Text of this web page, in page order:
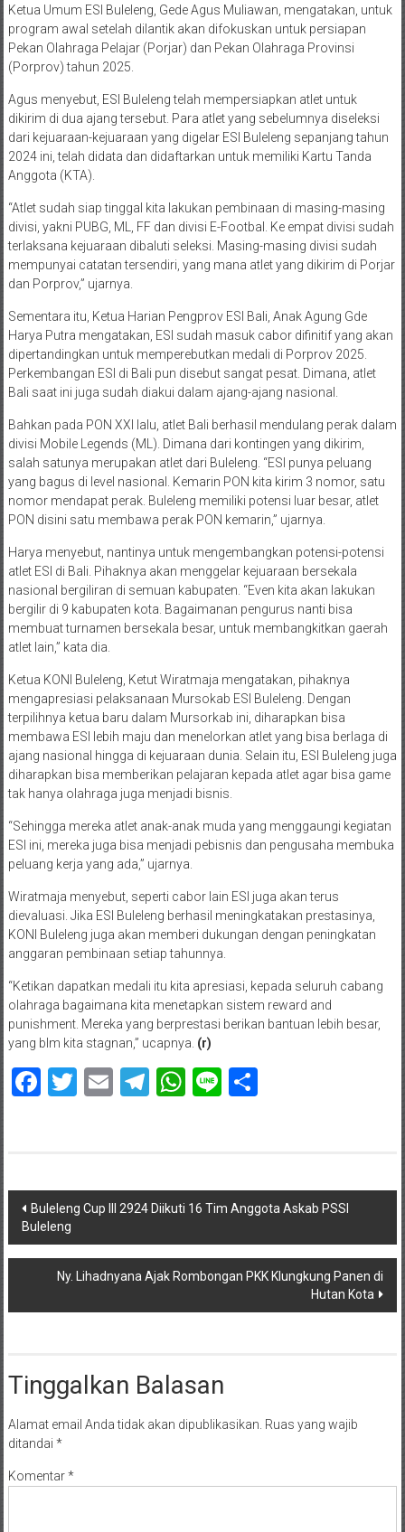
Ketua Umum ESI Buleleng, Gede Agus Muliawan, mengatakan, untuk
program awal setelah dilantik akan difokuskan untuk persiapan
Pekan Olahraga Pelajar (Porjar) dan Pekan Olahraga Provinsi
(Porprov) tahun 2025.
Agus menyebut, ESI Buleleng telah mempersiapkan atlet untuk
dikirim di dua ajang tersebut. Para atlet yang sebelumnya diseleksi
dari kejuaraan-kejuaraan yang digelar ESI Buleleng sepanjang tahun
2024 ini, telah didata dan didaftarkan untuk memiliki Kartu Tanda
Anggota (KTA).
“Atlet sudah siap tinggal kita lakukan pembinaan di masing-masing
divisi, yakni PUBG, ML, FF dan divisi E-Footbal. Ke empat divisi sudah
terlaksana kejuaraan dibaluti seleksi. Masing-masing divisi sudah
mempunyai catatan tersendiri, yang mana atlet yang dikirim di Porjar
dan Porprov,” ujarnya.
Sementara itu, Ketua Harian Pengprov ESI Bali, Anak Agung Gde
Harya Putra mengatakan, ESI sudah masuk cabor difinitif yang akan
dipertandingkan untuk memperebutkan medali di Porprov 2025.
Perkembangan ESI di Bali pun disebut sangat pesat. Dimana, atlet
Bali saat ini juga sudah diakui dalam ajang-ajang nasional.
Bahkan pada PON XXI lalu, atlet Bali berhasil mendulang perak dalam
divisi Mobile Legends (ML). Dimana dari kontingen yang dikirim,
salah satunya merupakan atlet dari Buleleng. “ESI punya peluang
yang bagus di level nasional. Kemarin PON kita kirim 3 nomor, satu
nomor mendapat perak. Buleleng memiliki potensi luar besar, atlet
PON disini satu membawa perak PON kemarin,” ujarnya.
Harya menyebut, nantinya untuk mengembangkan potensi-potensi
atlet ESI di Bali. Pihaknya akan menggelar kejuaraan bersekala
nasional bergiliran di semuan kabupaten. “Even kita akan lakukan
bergilir di 9 kabupaten kota. Bagaimanan pengurus nanti bisa
membuat turnamen bersekala besar, untuk membangkitkan gaerah
atlet lain,” kata dia.
Ketua KONI Buleleng, Ketut Wiratmaja mengatakan, pihaknya
mengapresiasi pelaksanaan Mursokab ESI Buleleng. Dengan
terpilihnya ketua baru dalam Mursorkab ini, diharapkan bisa
membawa ESI lebih maju dan menelorkan atlet yang bisa berlaga di
ajang nasional hingga di kejuaraan dunia. Selain itu, ESI Buleleng juga
diharapkan bisa memberikan pelajaran kepada atlet agar bisa game
tak hanya olahraga juga menjadi bisnis.
“Sehingga mereka atlet anak-anak muda yang menggaungi kegiatan
ESI ini, mereka juga bisa menjadi pebisnis dan pengusaha membuka
peluang kerja yang ada,” ujarnya.
Wiratmaja menyebut, seperti cabor lain ESI juga akan terus
dievaluasi. Jika ESI Buleleng berhasil meningkatakan prestasinya,
KONI Buleleng juga akan memberi dukungan dengan peningkatan
anggaran pembinaan setiap tahunnya.
“Ketikan dapatkan medali itu kita apresiasi, kepada seluruh cabang
olahraga bagaimana kita menetapkan sistem reward and
punishment. Mereka yang berprestasi berikan bantuan lebih besar,
yang blm kita stagnan,” ucapnya. (r)
Facebook
Twitter
EmailTelegram
WhatsApp
LineShare
Navigasi
pos
Buleleng Cup III 2924 Diikuti 16 Tim Anggota Askab PSSI
Buleleng
Ny. Lihadnyana Ajak Rombongan PKK Klungkung Panen di
Hutan Kota
Tinggalkan Balasan
Alamat email Anda tidak akan dipublikasikan. Ruas yang wajib
ditandai *
Komentar*